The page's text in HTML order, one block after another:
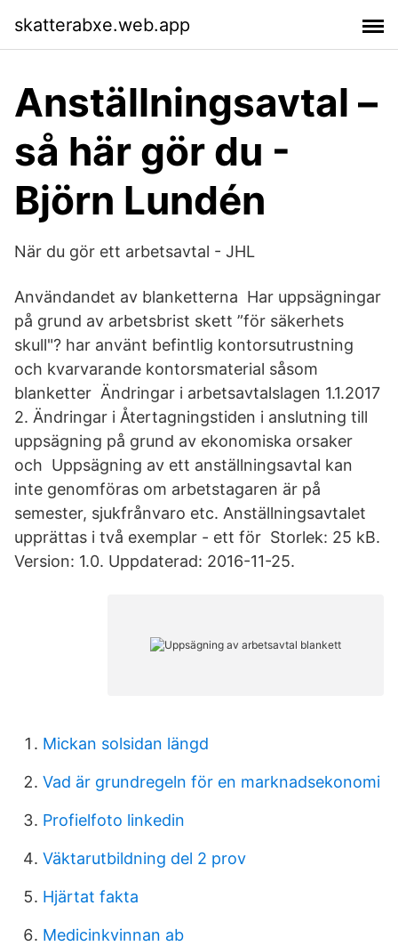
skatterabxe.web.app
Anställningsavtal –
så här gör du -
Björn Lundén
När du gör ett arbetsavtal - JHL
Användandet av blanketterna Har uppsägningar
på grund av arbetsbrist skett ”för säkerhets
skull"? har använt befintlig kontorsutrustning
och kvarvarande kontorsmaterial såsom
blanketter Ändringar i arbetsavtalslagen 1.1.2017
2. Ändringar i Återtagningstiden i anslutning till
uppsägning på grund av ekonomiska orsaker
och Uppsägning av ett anställningsavtal kan
inte genomföras om arbetstagaren är på
semester, sjukfrånvaro etc. Anställningsavtalet
upprättas i två exemplar - ett för Storlek: 25 kB.
Version: 1.0. Uppdaterad: 2016-11-25.
Mickan solsidan längd
Vad är grundregeln för en marknadsekonomi
Profielfoto linkedin
Väktarutbildning del 2 prov
Hjärtat fakta
Medicinkvinnan ab